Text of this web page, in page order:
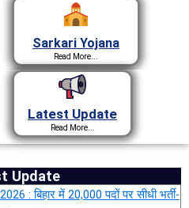
a
p
p
Sarkari Yojana
Read More...
Latest Update
Read More...
Update
: बिहार में 20,000 पदों पर सीधी भर्ती-